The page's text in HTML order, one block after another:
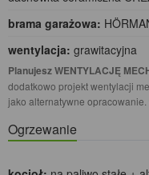
brama garażowa:
wentylacja: grawitacyjna
Planujesz WENTYLACJĘ
dodatkowo projekt wentylacji
jako alternatywne opracowanie.
Ogrzewanie